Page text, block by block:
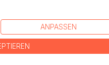
BEIBoD
ANPASSEN